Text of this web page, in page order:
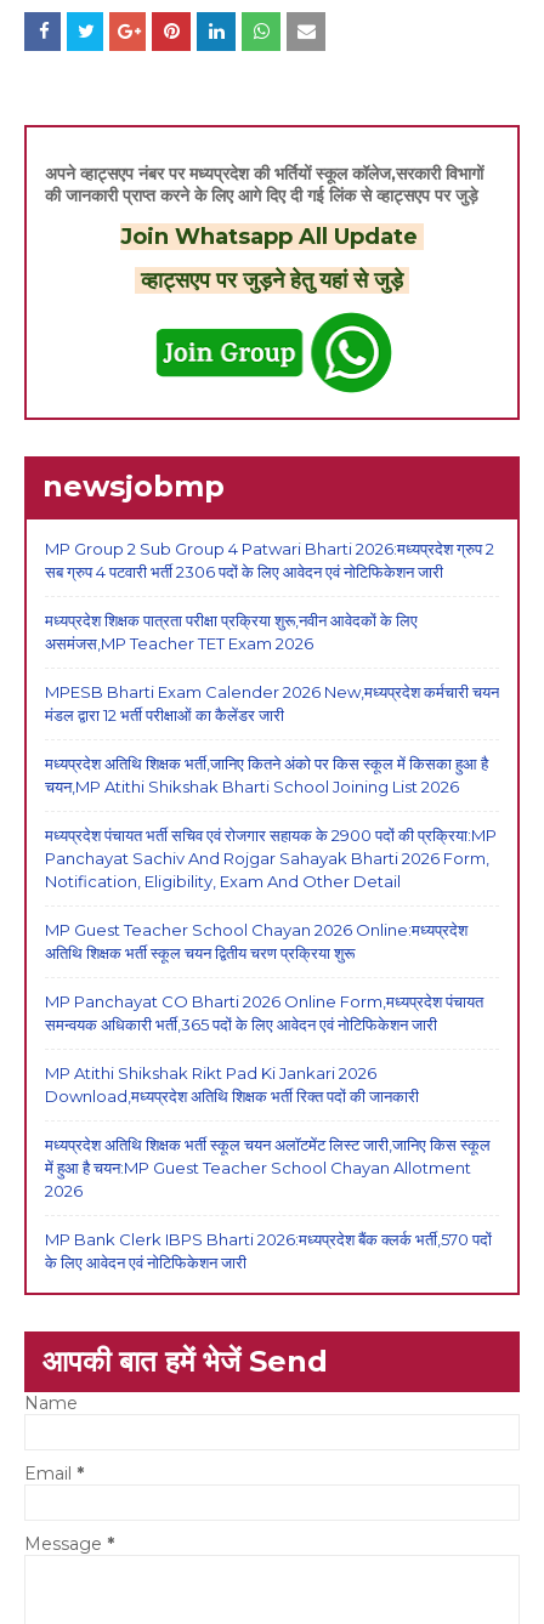
अपने व्हाट्सएप नंबर पर मध्यप्रदेश की भर्तियों स्कूल कॉलेज,सरकारी विभागों
की जानकारी प्राप्त करने के लिए आगे दिए दी गई लिंक से व्हाट्सएप पर जुड़े
Join Whatsapp All Update
व्हाट्सएप पर जुड़ने हेतु यहां से जुड़े
newsjobmp
MP Group 2 Sub Group 4 Patwari Bharti 2026:मध्यप्रदेश ग्रुप 2
सब ग्रुप 4 पटवारी भर्ती 2306 पदों के लिए आवेदन एवं नोटिफिकेशन जारी
मध्यप्रदेश शिक्षक पात्रता परीक्षा प्रक्रिया शुरू,नवीन आवेदकों के लिए
असमंजस,MP Teacher TET Exam 2026
MPESB Bharti Exam Calender 2026 New,मध्यप्रदेश कर्मचारी चयन
मंडल द्वारा 12 भर्ती परीक्षाओं का कैलेंडर जारी
मध्यप्रदेश अतिथि शिक्षक भर्ती,जानिए कितने अंको पर किस स्कूल में किसका हुआ है
चयन,MP Atithi Shikshak Bharti School Joining List 2026
मध्यप्रदेश पंचायत भर्ती सचिव एवं रोजगार सहायक के 2900 पदों की प्रक्रिया:MP
Panchayat Sachiv And Rojgar Sahayak Bharti 2026 Form,
Notification, Eligibility, Exam And Other Detail
MP Guest Teacher School Chayan 2026 Online:मध्यप्रदेश
अतिथि शिक्षक भर्ती स्कूल चयन द्वितीय चरण प्रक्रिया शुरू
MP Panchayat CO Bharti 2026 Online Form,मध्यप्रदेश पंचायत
समन्वयक अधिकारी भर्ती,365 पदों के लिए आवेदन एवं नोटिफिकेशन जारी
MP Atithi Shikshak Rikt Pad Ki Jankari 2026
Download,मध्यप्रदेश अतिथि शिक्षक भर्ती रिक्त पदों की जानकारी
मध्यप्रदेश अतिथि शिक्षक भर्ती स्कूल चयन अलॉटमेंट लिस्ट जारी,जानिए किस स्कूल
में हुआ है चयन:MP Guest Teacher School Chayan Allotment
2026
MP Bank Clerk IBPS Bharti 2026:मध्यप्रदेश बैंक क्लर्क भर्ती,570 पदों
के लिए आवेदन एवं नोटिफिकेशन जारी
आपकी बात हमें भेजें Send
Name
Email *
Message *